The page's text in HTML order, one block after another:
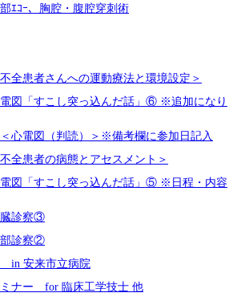
ｴｺｰ、胸腔・腹腔穿刺術
全患者さんへの運動療法と環境設定＞
図「すこし突っ込んだ話」⑥ ※追加になり
心電図（判読）＞※備考欄に参加日記入
全患者の病態とアセスメント＞
図「すこし突っ込んだ話」⑤ ※日程・内容
診察③
診察②
in 安来市立病院
ナー for 臨床工学技士 他